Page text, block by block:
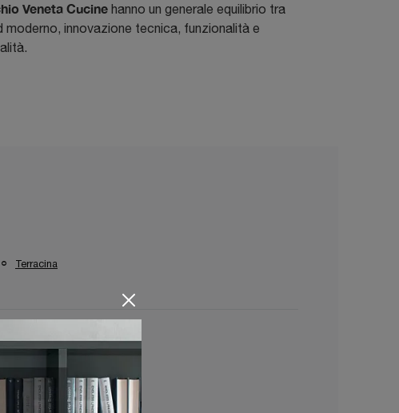
Veneta Cucine hanno un generale equilibrio tra
moderno, innovazione tecnica, funzionalità e
Terracina
Pontinia